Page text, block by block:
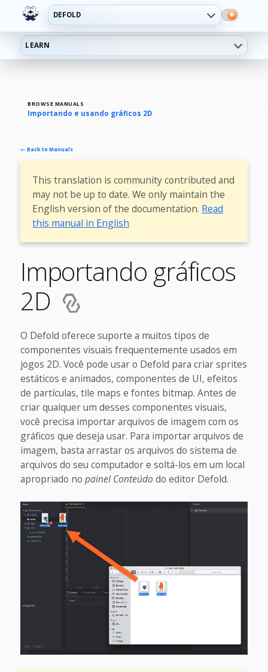
DEFOLD
LEARN
BROWSE MANUALS
Importando e usando gráficos 2D
← Back to Manuals
This translation is community contributed and
may not be up to date. We only maintain the
English version of the documentation. Read
this manual in English
Importando gráficos
2D
O Defold oferece suporte a muitos tipos de
componentes visuais frequentemente usados em
jogos 2D. Você pode usar o Defold para criar sprites
estáticos e animados, componentes de UI, efeitos
de partículas, tile maps e fontes bitmap. Antes de
criar qualquer um desses componentes visuais,
você precisa importar arquivos de imagem com os
gráficos que deseja usar. Para importar arquivos de
imagem, basta arrastar os arquivos do sistema de
arquivos do seu computador e soltá-los em um local
apropriado no painel Conteúdo do editor Defold.